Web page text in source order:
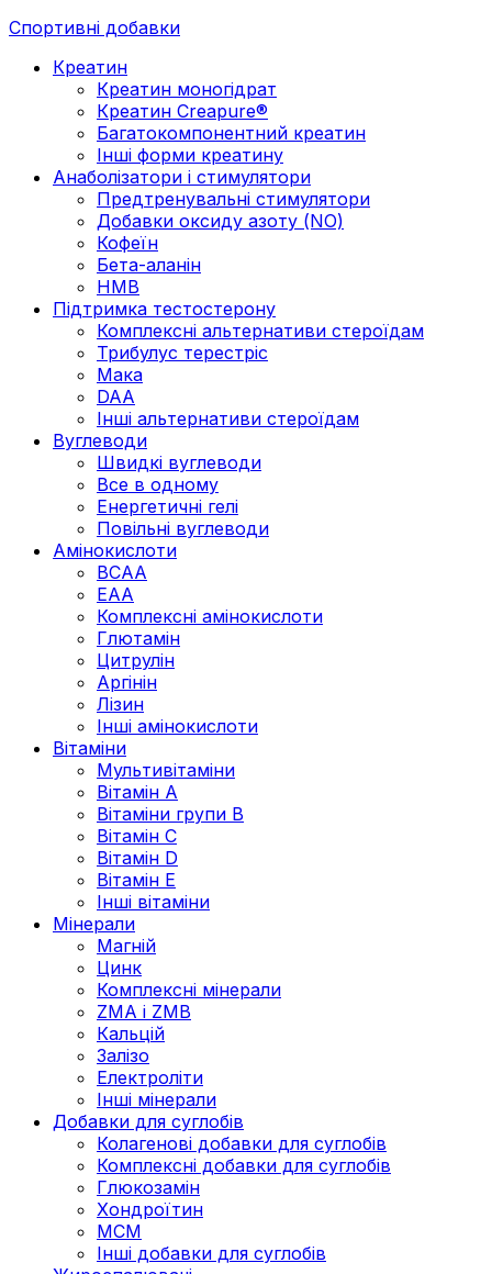
Спортивні добавки
Креатин
Креатин моногідрат
Креатин Creapure®
Багатокомпонентний креатин
Інші форми креатину
Анаболізатори і стимулятори
Предтренувальні стимулятори
Добавки оксиду азоту (NO)
Кофеїн
Бета-аланін
HMB
Підтримка тестостерону
Комплексні альтернативи стероїдам
Трибулус терестріс
Мака
DAA
Інші альтернативи стероїдам
Вуглеводи
Швидкі вуглеводи
Все в одному
Енергетичні гелі
Повільні вуглеводи
Амінокислоти
BCAA
EAA
Комплексні амінокислоти
Глютамін
Цитрулін
Аргінін
Лізин
Інші амінокислоти
Вітаміни
Мультивітаміни
Вітамін А
Вітаміни групи В
Вітамін C
Вітамін D
Вітамін Е
Інші вітаміни
Мінерали
Магній
Цинк
Комплексні мінерали
ZMA і ZMB
Кальцій
Залізо
Електроліти
Інші мінерали
Добавки для суглобів
Колагенові добавки для суглобів
Комплексні добавки для суглобів
Глюкозамін
Хондроїтин
МСМ
Інші добавки для суглобів